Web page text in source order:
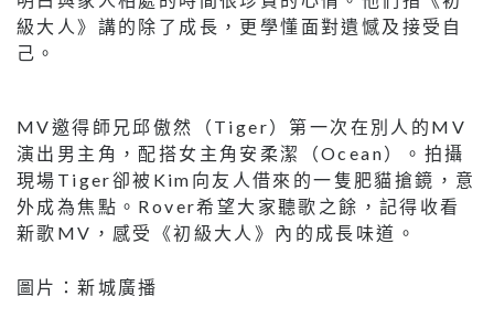
級大人》講的除了成長，更學懂面對遺憾及接受自
己。
MV邀得師兄邱傲然（Tiger）第一次在別人的MV
演出男主角，配搭女主角安柔潔（Ocean）。拍攝
現場Tiger卻被Kim向友人借來的一隻肥貓搶鏡，意
外成為焦點。Rover希望大家聽歌之餘，記得收看
新歌MV，感受《初級大人》內的成長味道。
圖片：新城廣播